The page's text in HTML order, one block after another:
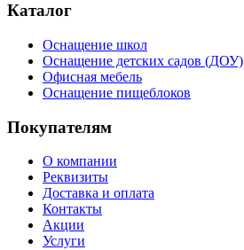
Каталог
Оснащение школ
Оснащение детских садов (ДОУ)
Офисная мебель
Оснащение пищеблоков
Покупателям
О компании
Реквизиты
Доставка и оплата
Контакты
Акции
Услуги